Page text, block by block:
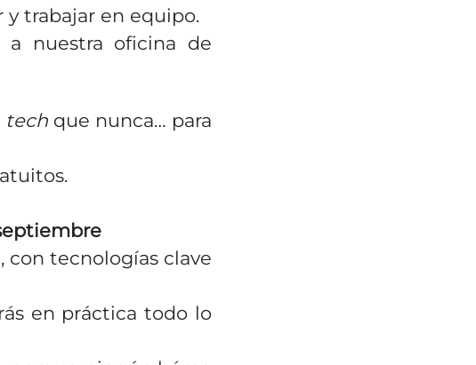
y trabajar en equipo.
a nuestra oficina de
tech que nunca… para
con tecnologías clave
en práctica todo lo